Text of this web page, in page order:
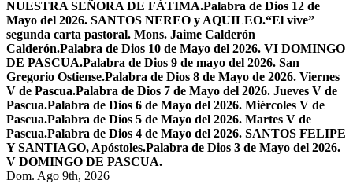
NUESTRA SEÑORA DE FÁTIMA.Palabra de Dios 12 de
Mayo del 2026. SANTOS NEREO y AQUILEO.“El vive”
segunda carta pastoral. Mons. Jaime Calderón
Calderón.Palabra de Dios 10 de Mayo del 2026. VI DOMINGO
DE PASCUA.Palabra de Dios 9 de mayo del 2026. San
Gregorio Ostiense.Palabra de Dios 8 de Mayo de 2026. Viernes
V de Pascua.Palabra de Dios 7 de Mayo del 2026. Jueves V de
Pascua.Palabra de Dios 6 de Mayo del 2026. Miércoles V de
Pascua.Palabra de Dios 5 de Mayo del 2026. Martes V de
Pascua.Palabra de Dios 4 de Mayo del 2026. SANTOS FELIPE
Y SANTIAGO, Apóstoles.Palabra de Dios 3 de Mayo del 2026.
V DOMINGO DE PASCUA.
Dom. Ago 9th, 2026